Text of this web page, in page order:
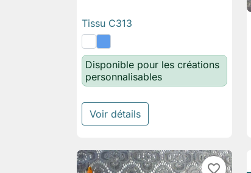
 Aperçu rapide
Tissu C313
Disponible pour les créations
personnalisables
Voir détails
favorite_border